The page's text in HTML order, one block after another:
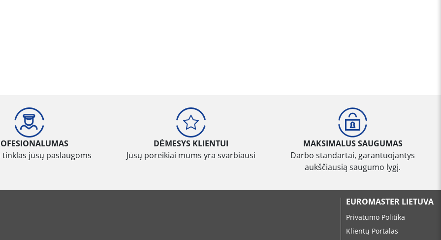
tinklas jūsų paslaugoms
DĖMESYS KLIENTUI
Jūsų poreikiai mums yra svarbiausi
MAKSIMALUS SAUGUMAS
Darbo standartai, garantuojantys
aukščiausią saugumo lygį.
EUROMASTER LIETUVA
Privatumo Politika
Klientų Portalas